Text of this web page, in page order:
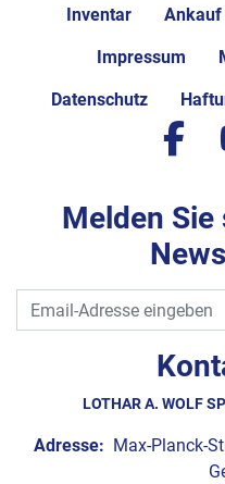
Inventar Ankauf
Impressum
Datenschutz
LOTHAR A. WOLF
Adresse: Max-Planck-
Melden